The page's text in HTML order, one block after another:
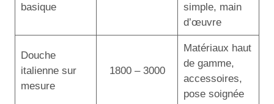
basique
simple, main
d’œuvre
Douche
italienne sur
mesure
1800 – 3000
Matériaux haut
de gamme,
accessoires,
pose soignée